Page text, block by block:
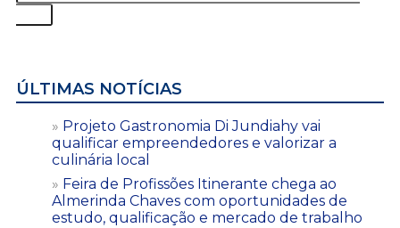
ÚLTIMAS NOTÍCIAS
Projeto Gastronomia Di Jundiahy vai
qualificar empreendedores e valorizar a
culinária local
Feira de Profissões Itinerante chega ao
Almerinda Chaves com oportunidades de
estudo, qualificação e mercado de trabalho